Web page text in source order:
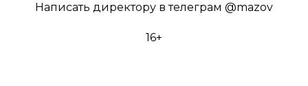
Написать директору в телеграм @mazov
16+